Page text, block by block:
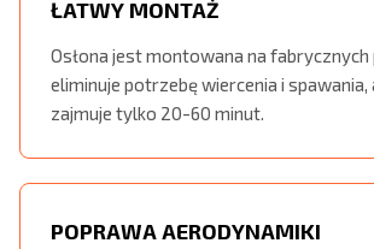
ŁATWY MONTAŻ
Osłona jest montowana na fabrycznych
eliminuje potrzebę wiercenia i spawania,
zajmuje tylko 20-60 minut.
POPRAWA AERODYNAMIKI